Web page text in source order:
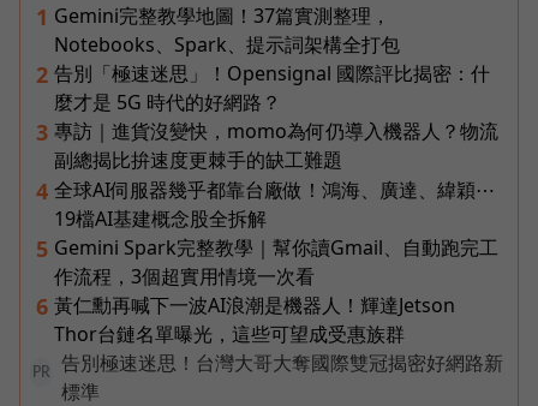
1 Gemini完整教學地圖！37篇實測整理，
Notebooks、Spark、提示詞架構全打包
2 告別「極速迷思」！Opensignal 國際評比揭密：什
麼才是 5G 時代的好網路？
3 專訪｜進貨沒變快，momo為何仍導入機器人？物流
副總揭比拚速度更棘手的缺工難題
4 全球AI伺服器幾乎都靠台廠做！鴻海、廣達、緯穎⋯
19檔AI基建概念股全拆解
5 Gemini Spark完整教學｜幫你讀Gmail、自動跑完工
作流程，3個超實用情境一次看
6 黃仁勳再喊下一波AI浪潮是機器人！輝達Jetson
Thor台鏈名單曝光，這些可望成受惠族群
PR
告別極速迷思！台灣大哥大奪國際雙冠揭密好網路新
標準